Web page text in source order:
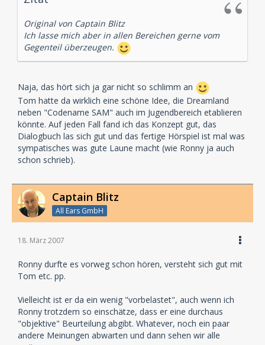
Original von Captain Blitz
Ich lasse mich aber in allen Bereichen gerne vom
Gegenteil überzeugen.
Naja, das hört sich ja gar nicht so schlimm an
Tom hatte da wirklich eine schöne Idee, die Dreamland
neben "Codename SAM" auch im Jugendbereich etablieren
könnte. Auf jeden Fall fand ich das Konzept gut, das
Dialogbuch las sich gut und das fertige Hörspiel ist mal was
sympatisches was gute Laune macht (wie Ronny ja auch
schon schrieb).
Captain Blitz
All Ears GmbH
18. März 2007
Ronny durfte es vorweg schon hören, versteht sich gut mit
Tom etc. pp.
Vielleicht ist er da ein wenig "vorbelastet", auch wenn ich
Ronny trotzdem so einschätze, dass er eine durchaus
"objektive" Beurteilung abgibt. Whatever, noch ein paar
andere Meinungen abwarten und dann sehen wir alle